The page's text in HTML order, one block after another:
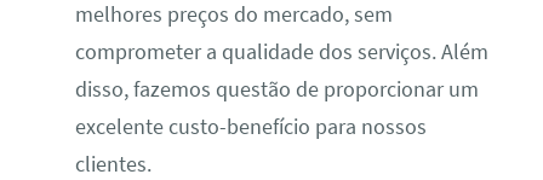
melhores preços do mercado, sem
comprometer a qualidade dos serviços. Além
disso, fazemos questão de proporcionar um
excelente custo-benefício para nossos
clientes.